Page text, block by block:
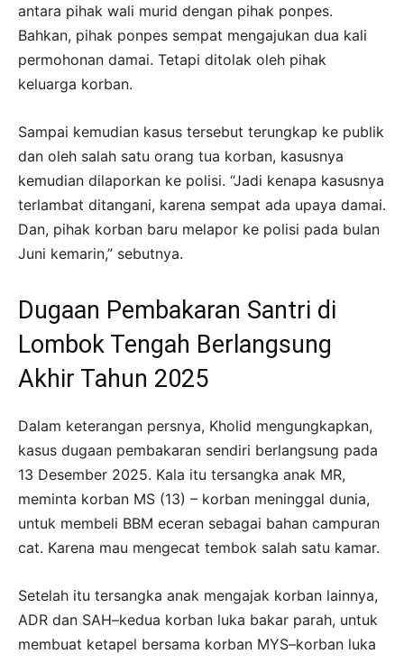
antara pihak wali murid dengan pihak ponpes.
Bahkan, pihak ponpes sempat mengajukan dua kali
permohonan damai. Tetapi ditolak oleh pihak
keluarga korban.
Sampai kemudian kasus tersebut terungkap ke publik
dan oleh salah satu orang tua korban, kasusnya
kemudian dilaporkan ke polisi. “Jadi kenapa kasusnya
terlambat ditangani, karena sempat ada upaya damai.
Dan, pihak korban baru melapor ke polisi pada bulan
Juni kemarin,” sebutnya.
Dugaan Pembakaran Santri di
Lombok Tengah Berlangsung
Akhir Tahun 2025
Dalam keterangan persnya, Kholid mengungkapkan,
kasus dugaan pembakaran sendiri berlangsung pada
13 Desember 2025. Kala itu tersangka anak MR,
meminta korban MS (13) – korban meninggal dunia,
untuk membeli BBM eceran sebagai bahan campuran
cat. Karena mau mengecat tembok salah satu kamar.
Setelah itu tersangka anak mengajak korban lainnya,
ADR dan SAH–kedua korban luka bakar parah, untuk
membuat ketapel bersama korban MYS–korban luka